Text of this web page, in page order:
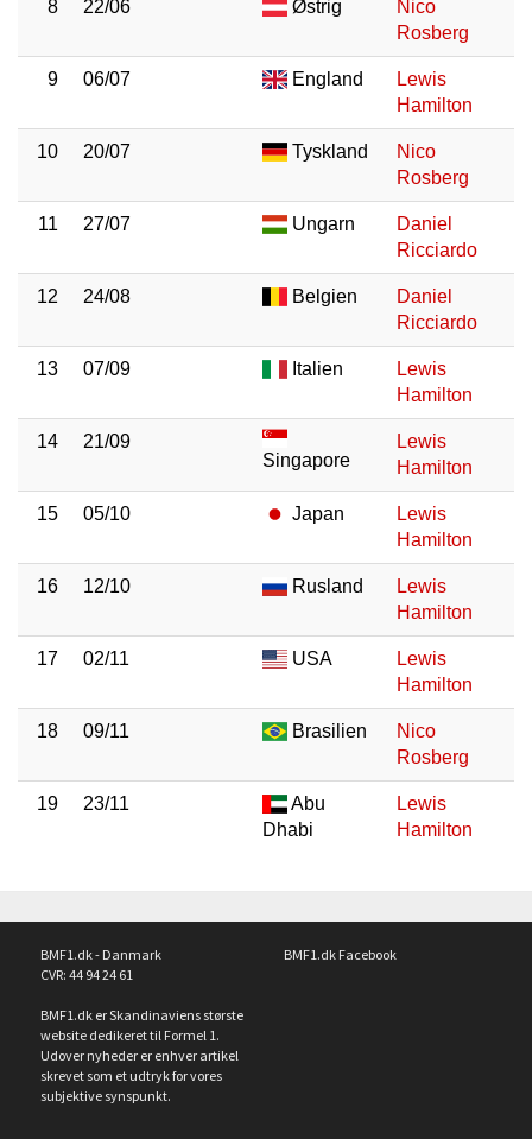
8 22/06 Østrig
Nico
Rosberg
9 06/07 England
Lewis
Hamilton
10 20/07 Tyskland
Nico
Rosberg
11 27/07 Ungarn
Daniel
Ricciardo
12 24/08 Belgien
Daniel
Ricciardo
13 07/09 Italien
Lewis
Hamilton
14
21/09
Singapore
Lewis
Hamilton
15 05/10 Japan
Lewis
Hamilton
16 12/10 Rusland
Lewis
Hamilton
17 02/11 USA
Lewis
Hamilton
18 09/11 Brasilien
Nico
Rosberg
19 23/11
Abu
Dhabi
Lewis
Hamilton
BMF1.dk - Danmark
CVR: 44 94 24 61
BMF1.dk er Skandinaviens største
website dedikeret til Formel 1.
Udover nyheder er enhver artikel
skrevet som et udtryk for vores
subjektive synspunkt.
BMF1.dk Facebook